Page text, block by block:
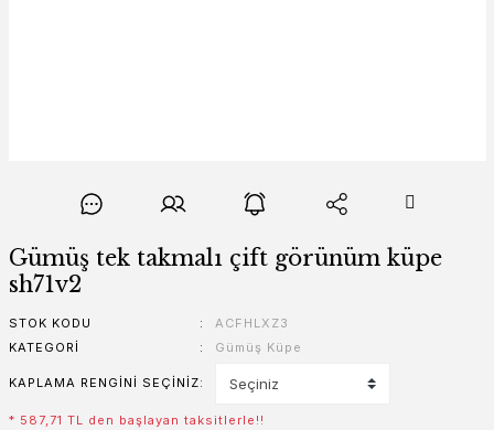
Gümüş tek takmalı çift görünüm küpe
sh71v2
STOK KODU
ACFHLXZ3
KATEGORI
Gümüş Küpe
KAPLAMA RENGINI SEÇINIZ
* 587,71 TL den başlayan taksitlerle!!